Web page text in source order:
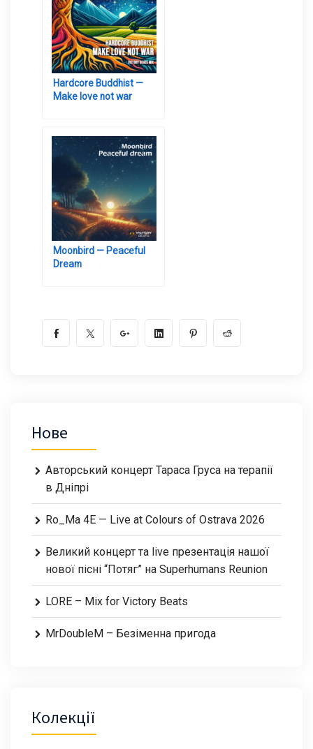
Hardcore Buddhist —
Make love not war
Moonbird — Peaceful
Dream
Нове
Авторський концерт Тараса Груса на терапії
в Дніпрі
Ro_Ma 4E — Live at Colours of Ostrava 2026
Великий концерт та live презентація нашої
нової пісні “Потяг” на Superhumans Reunion
LORE – Mix for Victory Beats
MrDoubleM – Безіменна пригода
Колекції